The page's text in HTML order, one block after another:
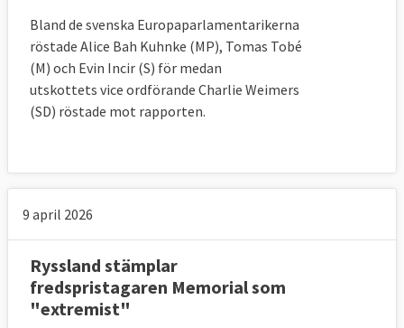
Bland de svenska Europaparlamentarikerna
röstade Alice Bah Kuhnke (MP), Tomas Tobé
(M) och Evin Incir (S) för medan
utskottets vice ordförande Charlie Weimers
(SD) röstade mot rapporten.
9 april 2026
Ryssland stämplar
fredspristagaren Memorial som
"extremist"